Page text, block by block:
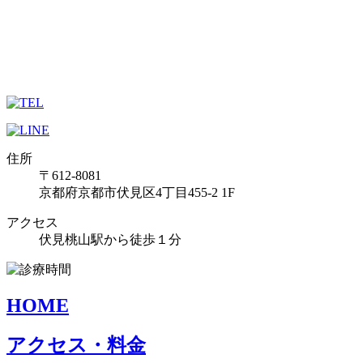
住所
〒612-8081
京都府京都市伏見区4丁目455-2 1F
アクセス
伏見桃山駅から徒歩１分
HOME
アクセス・料金